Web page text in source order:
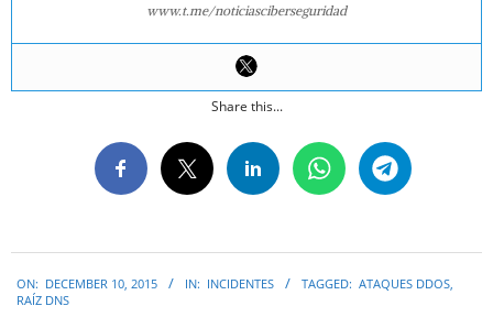
www.t.me/noticiasciberseguridad
Share this...
12-
ON: DECEMBER 10, 2015 IN: INCIDENTES TAGGED: ATAQUES DDOS,
RAÍZ DNS